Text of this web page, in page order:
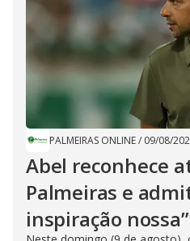
PALMEIRAS ONLINE/ 09/08/
Abel reconhece
Palmeiras e
inspiração nossa”